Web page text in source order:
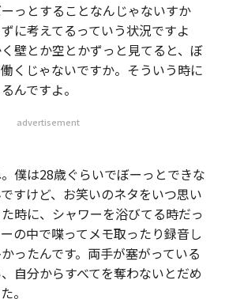
っとすることなんじゃないすか
に考えてるっていう状況ですよ
壁とか空とかずっと見てると、ぼ
くじゃないですか。そういう時に
んですよ。
advertisement
僕は28歳ぐらいでぼーっとできな
すけど、お笑いのネタをいつ思い
時に、シャワーを浴びてる時だっ
の中で喋ってメモ取ったり録音し
ったんです。両手が塞がっている
自分からすべてを奪わないとだめ
。